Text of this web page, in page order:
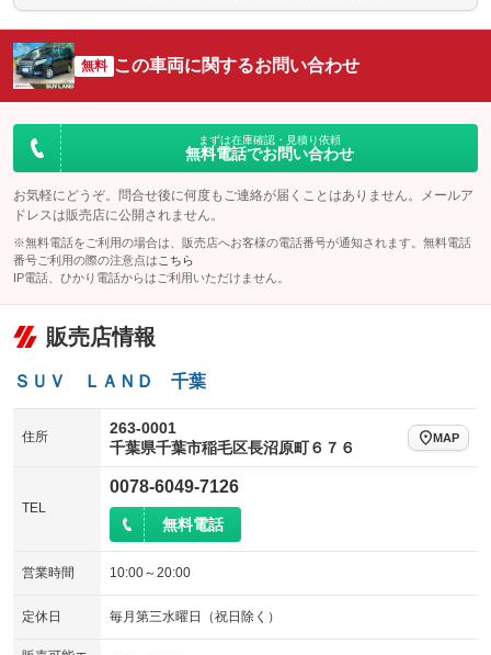
：装備なし ：装備なし
サイドカメラ
：装備なし ルーフレール
：装備なし
：装備なし
：装備なし
無料 この車両に関するお問い合わせ
まずは在庫確認・見積り依頼
無料電話でお問い合わせ
お気軽にどうぞ。問合せ後に何度もご連絡が届くことはありません。メールア
ドレスは販売店に公開されません。
※無料電話をご利用の場合は、販売店へお客様の電話番号が通知されます。無料電話
番号ご利用の際の注意点は こちら
IP電話、ひかり電話からはご利用いただけません。
販売店情報
ＳＵＶ ＬＡＮＤ 千葉
住所
263-0001
千葉県千葉市稲毛区長沼原町６７６
MAP
TEL
0078-6049-7126
無料電話
営業時間 10:00～20:00
定休日 毎月第三水曜日（祝日除く）